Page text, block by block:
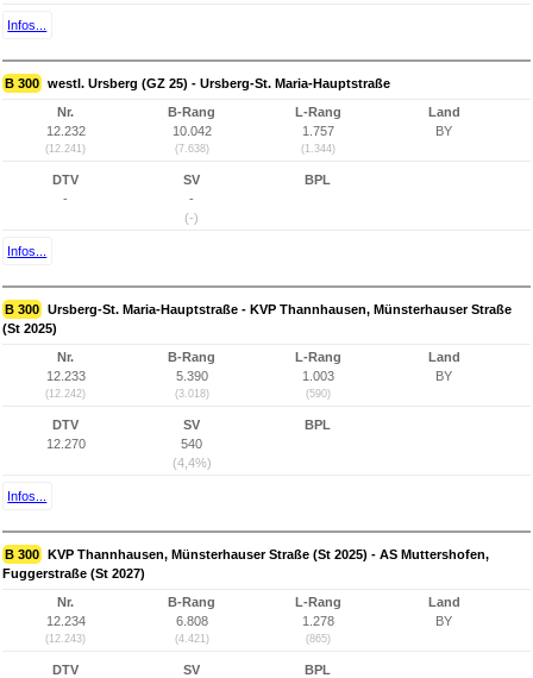
Infos...
B 300 westl. Ursberg (GZ 25) - Ursberg-St. Maria-Hauptstraße
Nr.
12.232
(12.241)
B-Rang
10.042
(7.638)
L-Rang
1.757
(1.344)
Land
BY
DTV
-
SV
-
(-)
BPL
Infos...
B 300 Ursberg-St. Maria-Hauptstraße - KVP Thannhausen, Münsterhauser Straße
(St 2025)
Nr.
12.233
(12.242)
B-Rang
5.390
(3.018)
L-Rang
1.003
(590)
Land
BY
DTV
12.270
SV
540
(4,4%)
BPL
Infos...
B 300 KVP Thannhausen, Münsterhauser Straße (St 2025) - AS Muttershofen,
Fuggerstraße (St 2027)
Nr.
12.234
(12.243)
B-Rang
6.808
(4.421)
L-Rang
1.278
(865)
Land
BY
DTV
SV
BPL